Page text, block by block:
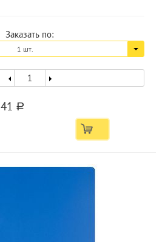
Заказать по:
1 шт.
41 a